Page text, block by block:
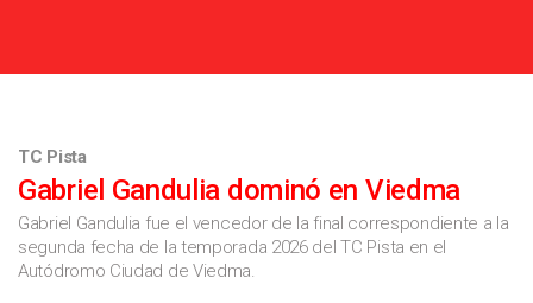
TC Pista
Gabriel Gandulia dominó en Viedma
Gabriel Gandulia fue el vencedor de la final correspondiente a la
segunda fecha de la temporada 2026 del TC Pista en el
Autódromo Ciudad de Viedma.